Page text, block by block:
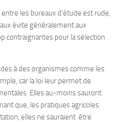
les bureaux d’étude est rude,
évite généralement aux
contraignantes pour la sélection
à des organismes comme les
car la loi leur permet de
Elles au-moins sauront
que, les pratiques agricoles
elles ne sauraient être